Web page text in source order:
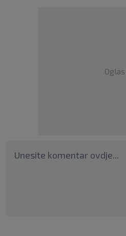
Oglas